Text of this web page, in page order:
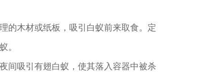
的木材或纸板，吸引白蚁前来取食。定
。
间吸引有翅白蚁，使其落入容器中被杀